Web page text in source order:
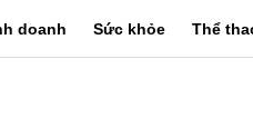
doanh Sức khỏe Thể